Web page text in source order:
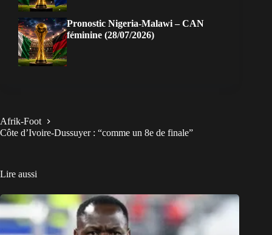
Pronostic Nigeria-Malawi – CAN
féminine (28/07/2026)
Afrik-Foot
Côte d’Ivoire-Dussuyer : “comme un 8e de finale”
Lire aussi